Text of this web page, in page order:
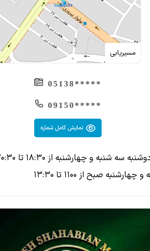
مسیریابی
*****05138
*****09150
نمایش کامل شماره
سه شنبه و چهارشنبه از ۱۸:۳۰ تا ۲۰:۳۰
صبح از ۱۱۰۰ تا ۱۳:۳۰